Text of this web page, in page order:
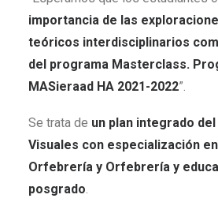
importancia de las
teóricos interdisciplinarios
del programa Masterclass.
MASieraad HA 2021-2022”.
Se trata de un plan integrado
Visuales con especialización
Orfebrería y Orfebrería y
posgrado.